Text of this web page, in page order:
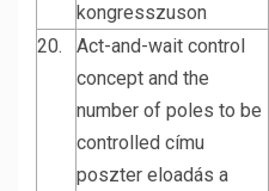
kongresszuson
20.
Act-and-wait control
concept and the
number of poles to be
controlled címu
poszter eloadás a